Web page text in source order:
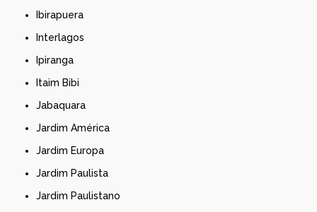
Ibirapuera
Interlagos
Ipiranga
Itaim Bibi
Jabaquara
Jardim América
Jardim Europa
Jardim Paulista
Jardim Paulistano